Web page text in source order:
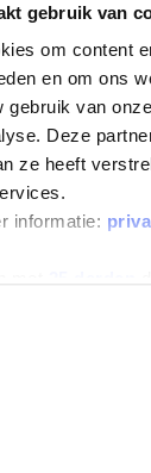
gebruik van
om content
en om ons
gebruik van
Deze
ze heeft
informatie:
Elektrisch Private
Hybride Private
Private Lease
Lease
Kleine elektrische
Goedkoop auto